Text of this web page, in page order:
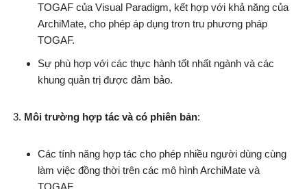
TOGAF của Visual Paradigm, kết hợp với khả năng của
ArchiMate, cho phép áp dụng trơn tru phương pháp
TOGAF.
Sự phù hợp với các thực hành tốt nhất ngành và các
khung quản trị được đảm bảo.
Môi trường hợp tác và có phiên bản:
Các tính năng hợp tác cho phép nhiều người dùng cùng
làm việc đồng thời trên các mô hình ArchiMate và
TOGAF.